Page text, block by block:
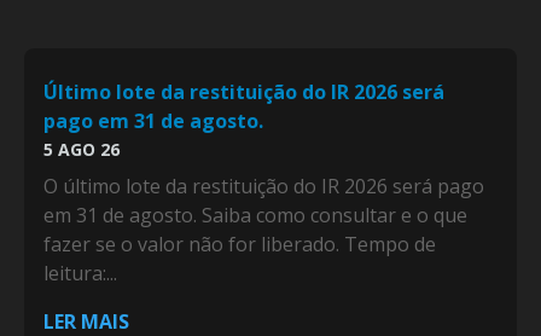
Último lote da restituição do IR 2026 será
pago em 31 de agosto.
5 AGO 26
O último lote da restituição do IR 2026 será pago
em 31 de agosto. Saiba como consultar e o que
fazer se o valor não for liberado. Tempo de
leitura:...
LER MAIS